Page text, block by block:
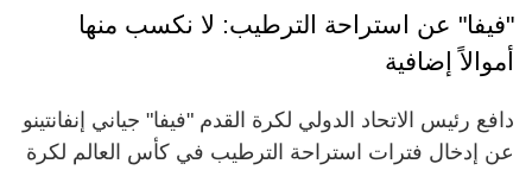
"فيفا" عن استراحة الترطيب: لا نكسب منها
أموالاً إضافية
دافع رئيس الاتحاد الدولي لكرة القدم "فيفا" جياني إنفانتينو
عن إدخال فترات استراحة الترطيب ‌في كأس العالم لكرة